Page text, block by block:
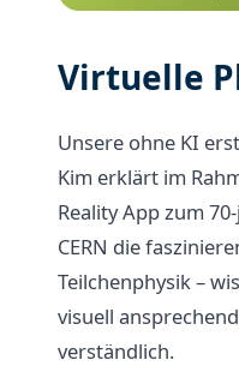
Virtuelle
Unsere ohne KI
Kim erklärt im
Reality App zum
CERN die
Teilchenphysik –
visuell
verständlich.